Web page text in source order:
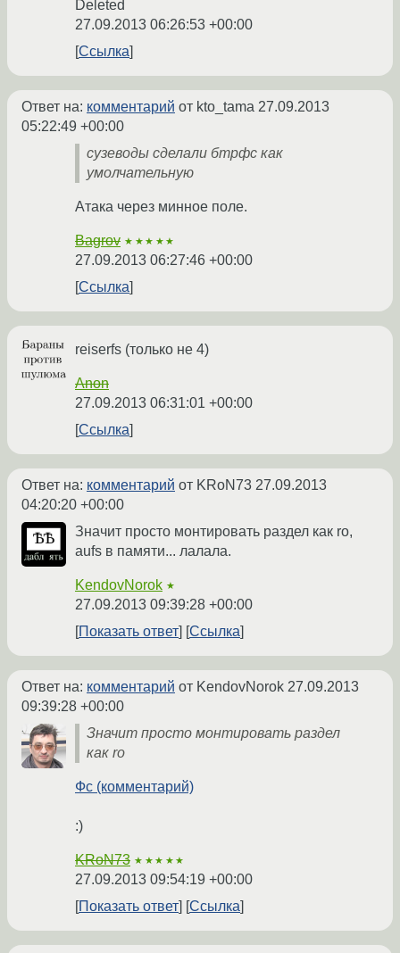
Deleted
27.09.2013 06:26:53 +00:00
Ссылка
Ответ на: комментарий от kto_tama 27.09.2013
05:22:49 +00:00
сузеводы сделали бтрфс как
умолчательную
Атака через минное поле.
Bagrov ★★★★★
27.09.2013 06:27:46 +00:00
Ссылка
reiserfs (только не 4)
Anon
27.09.2013 06:31:01 +00:00
Ссылка
Ответ на: комментарий от KRoN73 27.09.2013
04:20:20 +00:00
Значит просто монтировать раздел как ro,
aufs в памяти... лалала.
KendovNorok ★
27.09.2013 09:39:28 +00:00
Показать ответ
Ссылка
Ответ на: комментарий от KendovNorok 27.09.2013
09:39:28 +00:00
Значит просто монтировать раздел
как ro
Фс (комментарий)
:)
KRoN73 ★★★★★
27.09.2013 09:54:19 +00:00
Показать ответ
Ссылка